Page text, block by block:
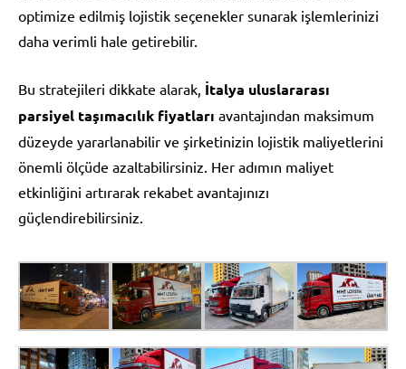
optimize edilmiş lojistik seçenekler sunarak işlemlerinizi
daha verimli hale getirebilir.
Bu stratejileri dikkate alarak, İtalya uluslararası
parsiyel taşımacılık fiyatları avantajından maksimum
düzeyde yararlanabilir ve şirketinizin lojistik maliyetlerini
önemli ölçüde azaltabilirsiniz. Her adımın maliyet
etkinliğini artırarak rekabet avantajınızı
güçlendirebilirsiniz.